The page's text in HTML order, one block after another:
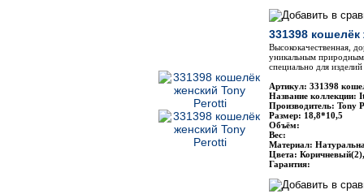
331398
Высококачественная,
уникальным
специально для
Артикул: 331398
Название коллекции:
Производитель: Tony
Размер: 18,8*10,5
Объём:
Вес:
Материал:
Цвета:
Гарантия: